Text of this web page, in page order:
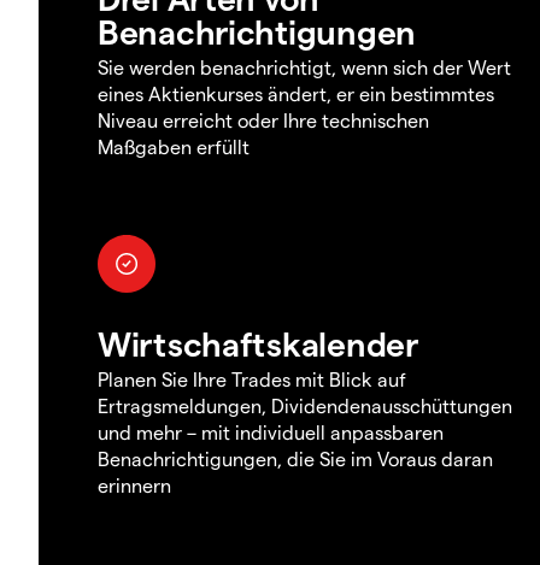
Benachrichtigungen
Sie werden benachrichtigt, wenn sich der Wert
eines Aktienkurses ändert, er ein bestimmtes
Niveau erreicht oder Ihre technischen
Maßgaben erfüllt
Wirtschaftskalender
Planen Sie Ihre Trades mit Blick auf
Ertragsmeldungen, Dividendenausschüttungen
und mehr – mit individuell anpassbaren
Benachrichtigungen, die Sie im Voraus daran
erinnern